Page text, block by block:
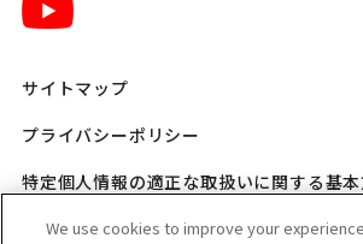
サイトマップ
プライバシーポリシー
特定個人情報の適正な取扱いに関する基
三菱ガス化学 SNSポリシー
We use cookies to improve your